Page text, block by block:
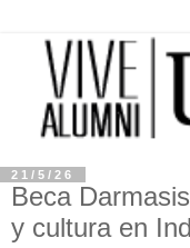
21/5/26
Beca
y cultura en